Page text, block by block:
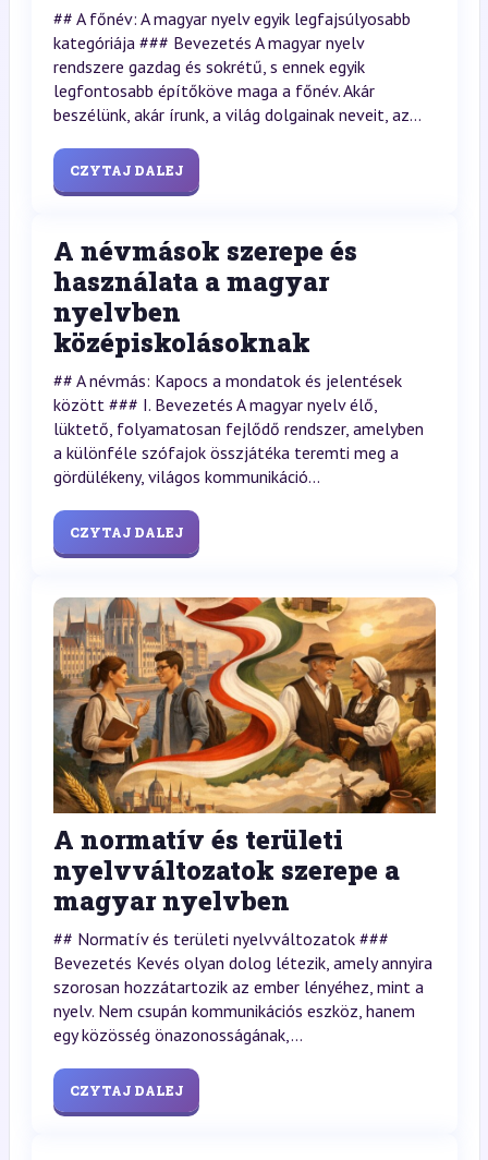
## A főnév: A magyar nyelv egyik legfajsúlyosabb
kategóriája ### Bevezetés A magyar nyelv
rendszere gazdag és sokrétű, s ennek egyik
legfontosabb építőköve maga a főnév. Akár
beszélünk, akár írunk, a világ dolgainak neveit, az...
CZYTAJ DALEJ
A névmások szerepe és
használata a magyar
nyelvben
középiskolásoknak
## A névmás: Kapocs a mondatok és jelentések
között ### I. Bevezetés A magyar nyelv élő,
lüktető, folyamatosan fejlődő rendszer, amelyben
a különféle szófajok összjátéka teremti meg a
gördülékeny, világos kommunikáció...
CZYTAJ DALEJ
A normatív és területi
nyelvváltozatok szerepe a
magyar nyelvben
## Normatív és területi nyelvváltozatok ###
Bevezetés Kevés olyan dolog létezik, amely annyira
szorosan hozzátartozik az ember lényéhez, mint a
nyelv. Nem csupán kommunikációs eszköz, hanem
egy közösség önazonosságának,...
CZYTAJ DALEJ